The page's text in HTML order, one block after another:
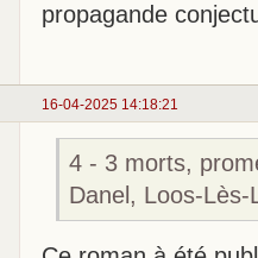
propagande
16-04-2025 14:18:21
4 - 3 morts,
Danel, Loos-